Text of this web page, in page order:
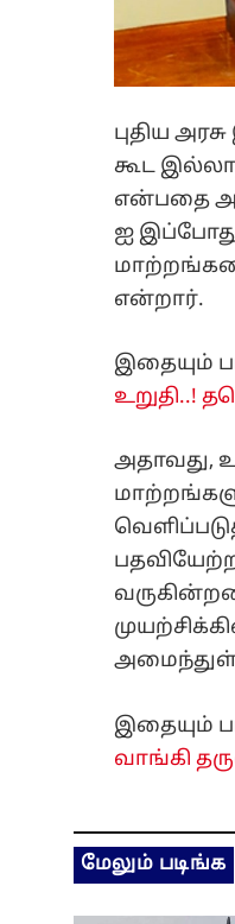
புதிய
கூட
என்பதை
ஐ
என்றார்.
இதையும்
உறுதி..!
அதாவது,
இதையும்
வாங்கி
மேலும் படிங்க